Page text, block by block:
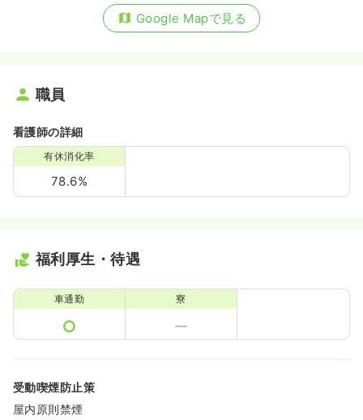
Google Mapで見る
職員
看護師の詳細
有休消化率
78.6%
福利厚生・待遇
車通勤 寮
受動喫煙防止策
屋内原則禁煙